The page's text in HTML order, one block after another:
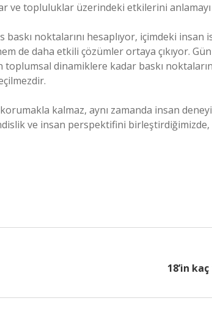
ve topluluklar üzerindeki etkilerini
noktalarını hesaplıyor, içimdeki insan
de daha etkili çözümler ortaya çıkıyor.
dinamiklere kadar baskı
kalmaz, aynı zamanda insan
ve insan perspektifini birleştirdiğimizde,
18’in